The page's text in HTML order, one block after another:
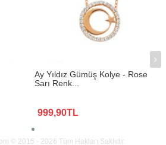
Ay Yıldız Gümüş Kolye - Rose
Sarı Renk...
999,90TL
© 2015 - 2026 Tüm Hakları Saklıdır.